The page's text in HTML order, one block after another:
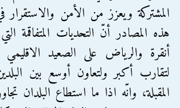
المشتركة ويعزز من الأمن والاستقرار
هذه المصادر أنّ التحديات المتفاقمة
أنقرة والرياض على الصعيد الاقليمي
لتقارب أكبر ولتعاون أوسع بين
المقبلة، وانّه اذا ما استطاع البلدان